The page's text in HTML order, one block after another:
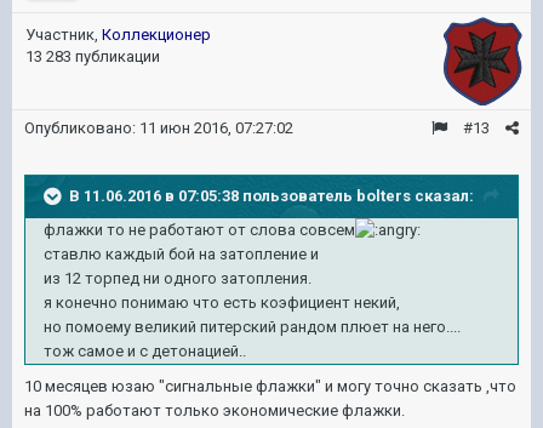
Участник, Коллекционер
13 283 публикации
#13
Опубликовано: 11 июн 2016, 07:27:02
В 11.06.2016 в 07:05:38 пользователь bolters сказал:
флажки то не работают от слова совсем
ставлю каждый бой на затопление и
из 12 торпед ни одного затопления.
я конечно понимаю что есть коэфициент некий,
но помоему великий питерский рандом плюет на него....
тож самое и с детонацией..
10 месяцев юзаю "сигнальные флажки" и могу точно сказать ,что
на 100% работают только экономические флажки.